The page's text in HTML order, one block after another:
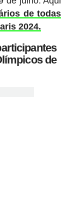
de todas
2024.
de